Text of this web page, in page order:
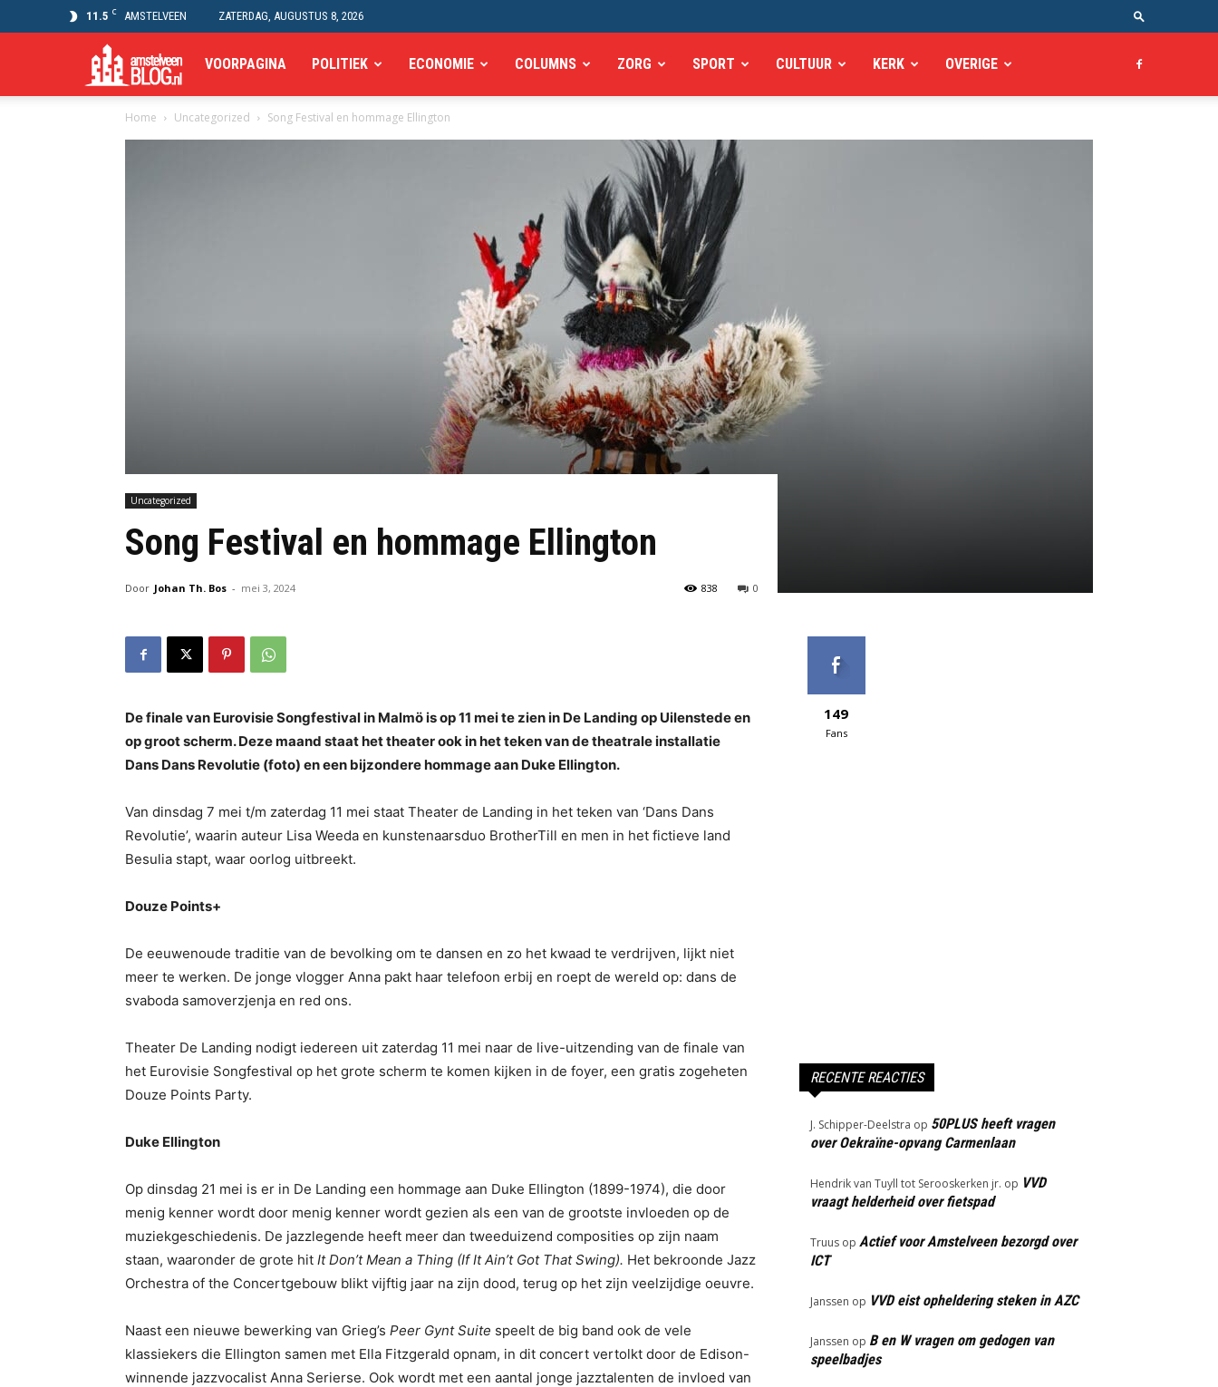
11.5 C AMSTELVEEN ZATERDAG, AUGUSTUS 8, 2026
Amstelveen
Blog
VOORPAGINA POLITIEK ECONOMIE COLUMNS ZORG SPORT CULTUUR KERK OVERIGE
Home Uncategorized Song Festival en hommage Ellington
Uncategorized
Song Festival en hommage Ellington
Door Johan Th. Bos - mei 3, 2024 0
838
De finale van Eurovisie Songfestival in Malmöis op 11 mei te zien in De Landing op Uilenstede en
op groot scherm. Deze maand staat het theater ook in het teken van de theatrale installatie
Dans Dans Revolutie (foto) en een bijzondere hommage aan Duke Ellington.
Van dinsdag 7 mei t/m zaterdag 11 mei staat Theater de Landing in het teken van ‘Dans Dans
Revolutie’, waarin auteur Lisa Weeda en kunstenaarsduo BrotherTill en men in het fictieve land
Besulia stapt, waar oorlog uitbreekt.
Douze Points+
De eeuwenoude traditie van de bevolking om te dansen en zo het kwaad te verdrijven, lijkt niet
meer te werken. De jonge vlogger Anna pakt haar telefoon erbij en roept de wereld op: dans de
svaboda samoverzjenja en red ons.
Theater De Landing nodigt iedereen uit zaterdag 11 mei naar de live-uitzending van de finale van
het Eurovisie Songfestival op het grote scherm te komen kijken in de foyer, een gratis zogeheten
Douze Points Party.
Duke Ellington
Op dinsdag 21 mei is er in De Landing een hommage aan Duke Ellington (1899-1974), die door
menig kenner wordt door menig kenner wordt gezien als een van de grootste invloeden op de
muziekgeschiedenis. De jazzlegende heeft meer dan tweeduizend composities op zijn naam
staan, waaronder de grote hit It Don’t Mean a Thing (If It Ain’t Got That Swing). Het bekroonde Jazz
Orchestra of the Concertgebouw blikt vijftig jaar na zijn dood, terug op het zijn veelzijdige oeuvre.
Naast een nieuwe bewerking van Grieg’s Peer Gynt Suite speelt de big band ook de vele
klassiekers die Ellington samen met Ella Fitzgerald opnam, in dit concert vertolkt door de Edison-
winnende jazzvocalist Anna Serierse. Ook wordt met een aantal jonge jazztalenten de invloed van
149
Fans
RECENTE REACTIES
J. Schipper-Deelstra op 50PLUS heeft vragen
over Oekraïne-opvang Carmenlaan
Hendrik van Tuyll tot Serooskerken jr. op VVD
vraagt helderheid over fietspad
Truus op Actief voor Amstelveen bezorgd over
ICT
Janssen op VVD eist opheldering steken in AZC
Janssen op B en W vragen om gedogen van
speelbadjes